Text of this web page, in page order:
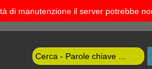
di manutenzione il server potrebbe